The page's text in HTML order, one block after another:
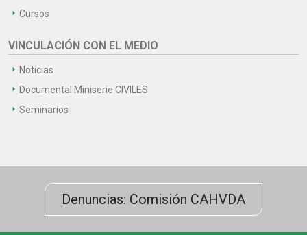
Cursos
VINCULACIÓN CON EL MEDIO
Noticias
Documental Miniserie CIVILES
Seminarios
Denuncias: Comisión CAHVDA